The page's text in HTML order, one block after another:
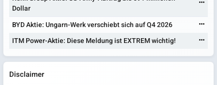
Dollar
BYD Aktie: Ungarn-Werk verschiebt sich auf Q4 2026
ITM Power-Aktie: Diese Meldung ist EXTREM wichtig!
Disclaimer